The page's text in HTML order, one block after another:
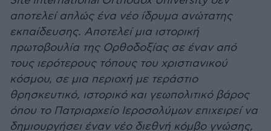
αποτελεί απλώς ένα νέο ίδρυμα ανώτατης
εκπαίδευσης. Αποτελεί μια ιστορική
πρωτοβουλία της Ορθοδοξίας σε έναν από
τους ιερότερους τόπους του χριστιανικού
κόσμου, σε μια περιοχή με τεράστιο
θρησκευτικό, ιστορικό και γεωπολιτικό βάρος
όπου το Πατριαρχείο Ιεροσολύμων επιχειρεί να
δημιουργήσει έναν νέο διεθνή κόμβο γνώσης,